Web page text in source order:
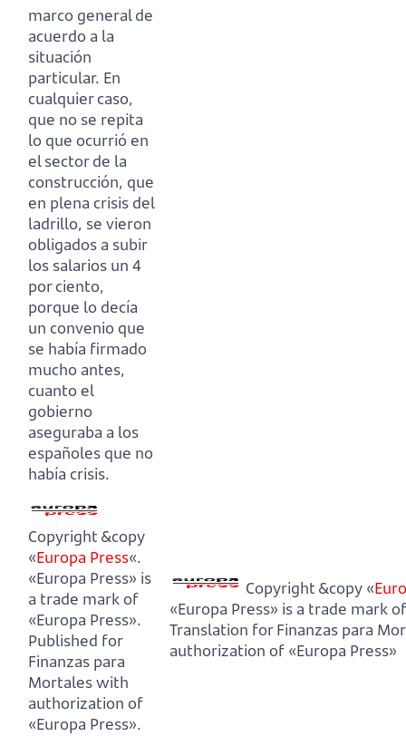
marco general de
acuerdo a la
situación
particular. En
cualquier caso,
que no se repita
lo que ocurrió en
el sector de la
construcción, que
en plena crisis del
ladrillo, se vieron
obligados a subir
los salarios un 4
por ciento,
porque lo decía
un convenio que
se había firmado
mucho antes,
cuanto el
gobierno
aseguraba a los
españoles que no
había crisis.
Copyright &copy
«Europa Press«.
«Europa Press» is
a trade mark of
«Europa Press».
Published for
Finanzas para
Mortales with
authorization of
«Europa Press».
Copyright &copy «
«Europa Press» is a trade mark
Translation for Finanzas para
authorization of «Europa Press»